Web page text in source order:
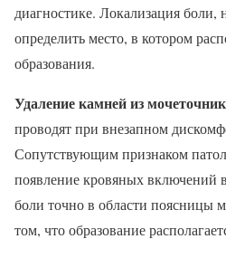
диагностике. Локализация боли,
определить место, в котором
образования.
Удаление камней из
проводят при внезапном
Сопутствующим признаком
появление кровяных включений
боли точно в области поясницы
том, что образование